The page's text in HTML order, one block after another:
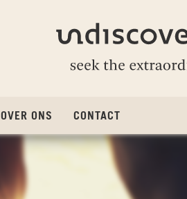
Undiscovered
OVER ONS CONTACT